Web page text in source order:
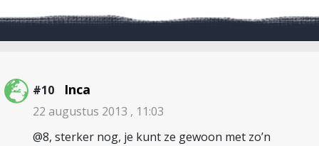
#10 Inca
22 augustus 2013 , 11:03
@8, sterker nog, je kunt ze gewoon met zo’n